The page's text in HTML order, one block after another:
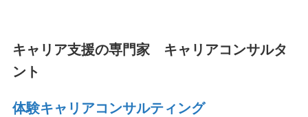
キャリア支援の専門家 キャリアコンサルタ
ント
体験キャリアコンサルティング